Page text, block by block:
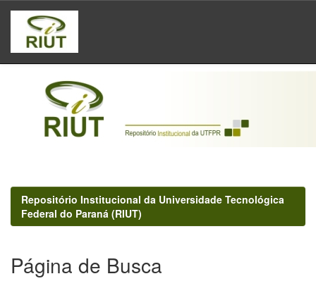
Skip
navigation
Repositório Institucional da Universidade Tecnológica
Federal do Paraná (RIUT)
Página de Busca